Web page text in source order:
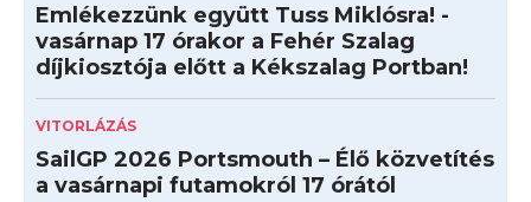
Emlékezzünk együtt Tuss Miklósra! -
vasárnap 17 órakor a Fehér Szalag
díjkiosztója előtt a Kékszalag Portban!
VITORLÁZÁS
SailGP 2026 Portsmouth – Élő közvetítés
a vasárnapi futamokról 17 órától